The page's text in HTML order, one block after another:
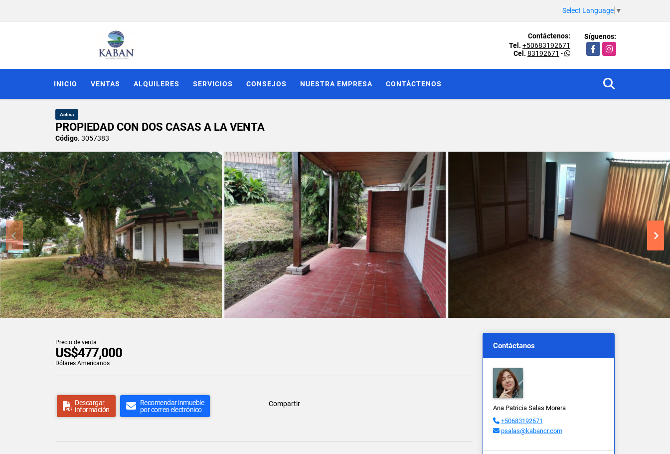
Select Language ▼
Contáctenos:
Tel. +50683192671
Cel. 83192671 -
Síguenos:
FacebookInstagram
INICIO VENTAS ALQUILERES SERVICIOS CONSEJOS NUESTRA EMPRESA CONTÁCTENOS
Activa
PROPIEDAD CON DOS CASAS A LA VENTA
Código. 3057383
Precio de venta
US$477,000
Dólares Americanos
Descargar
información
Recomendar inmueble
por correo electrónico
Compartir
Contáctanos
Ana Patricia Salas Morera
+50683192671
psalas@kabancr.com